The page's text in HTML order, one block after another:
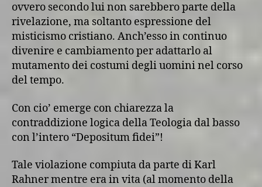
ovvero secondo lui non sarebbero parte della
rivelazione, ma soltanto espressione del
misticismo cristiano. Anch’esso in continuo
divenire e cambiamento per adattarlo al
mutamento dei costumi degli uomini nel corso
del tempo.
Con cio’ emerge con chiarezza la
contraddizione logica della Teologia dal basso
con l’intero “Depositum fidei”!
Tale violazione compiuta da parte di Karl
Rahner mentre era in vita (al momento della